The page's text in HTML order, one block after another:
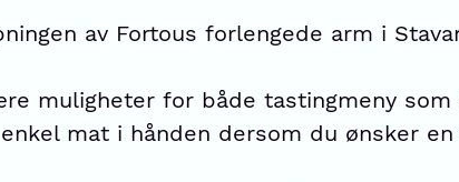
av Fortous forlengede arm i
muligheter for både tastingmeny
mat i hånden dersom du ønsker